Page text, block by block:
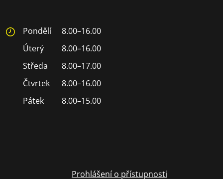
Pondělí
8.00–16.00
Úterý
8.00–16.00
Středa
8.00–17.00
Čtvrtek
8.00–16.00
Pátek
8.00–15.00
Prohlášení o přístupnosti